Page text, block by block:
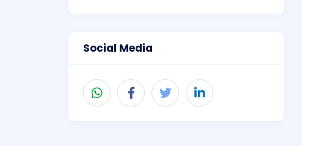
Social Media